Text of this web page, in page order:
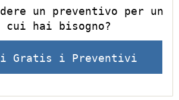
un preventivo per un
hai bisogno?
Gratis i Preventivi